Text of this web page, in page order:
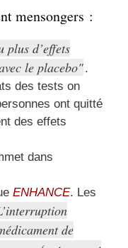
mensongers :
plus d’effets
le placebo .
des tests on
ont quitté
des effets
dans
ENHANCE. Les
de